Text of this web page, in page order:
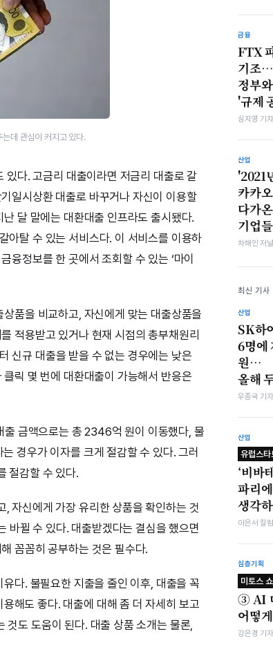
데 관심이 커지고 있다.
있다. 고금리 대출이라면 저금리 대출로 갈
일시상환 대출로 바꾸거나 자신이 이용할
달 말에는 대환대출 인프라도 출시됐다.
아탈 수 있는 서비스다. 이 서비스를 이용하
융정보를 한 곳에서 조회할 수 있는 ‘마이
품을 비교하고, 자신에게 맞는 대출상품을
적용받고 있거나 현재 시점의 총부채원리
신규 대출을 받을 수 없는 경우에는 낮은
릭 몇 번에 대환대출이 가능해서 반응은
금액으로는 총 2346억 원이 이동했다, 물
경우가 이자를 크게 절감할 수 있다. 그러
절감할 수 있다.
자신에게 가장 유리한 상품을 확인하는 것
바뀔 수 있다. 대출받겠다는 결심을 했으면
꼼꼼히 공부하는 것은 필수다.
다. 불필요한 지출을 줄인 이후, 대출을 꼭
해도 좋다. 대출에 대해 좀 더 자세히 보고
도 도움이 된다. 대출 상품 소개는 물론,
금융
FTX
기조…
정부
'규제
심지영 기자
산업
'2021
카카
다가
기업들
차해인 저
최신 기사
산업
SK하
6명에
원…
올해
우종국 기자
산업
유럽스타
‘비바
파리
생각
이은서 칼
심층기획
미토스
③ AI
어떻
강은경 기자